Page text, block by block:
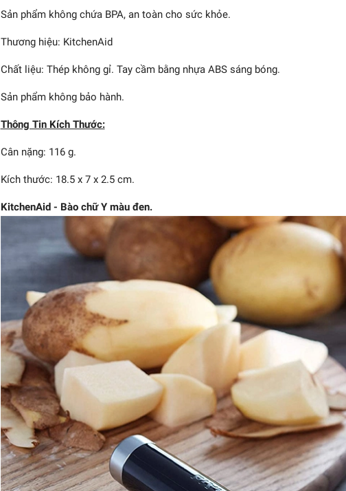
Sản phẩm không chứa BPA, an toàn cho sức khỏe.
Thương hiệu: KitchenAid
Chất liệu: Thép không gỉ. Tay cầm bằng nhựa ABS sáng bóng.
Sản phẩm không bảo hành.
Thông Tin Kích Thước:
Cân nặng: 116 g.
Kích thước: 18.5 x 7 x 2.5 cm.
KitchenAid - Bào chữ Y màu đen.
Benriner - Bào đa năng
Jumbo No.120